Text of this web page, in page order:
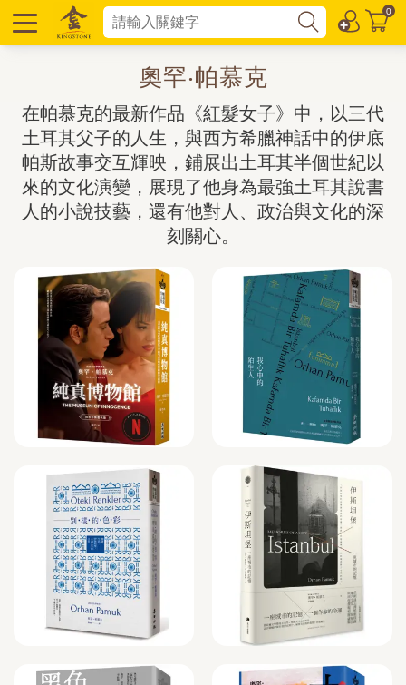
0
奧罕‧帕慕克
在帕慕克的最新作品《紅髮女子》中，以三代
土耳其父子的人生，與西方希臘神話中的伊底
帕斯故事交互輝映，鋪展出土耳其半個世紀以
來的文化演變，展現了他身為最強土耳其說書
人的小說技藝，還有他對人、政治與文化的深